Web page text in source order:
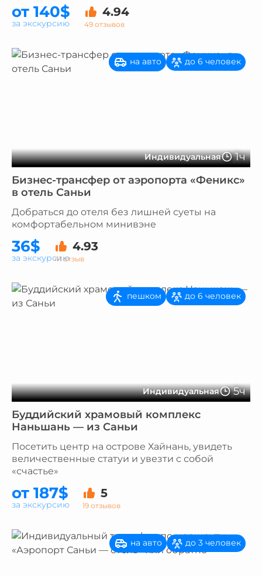
от 140$ 4.94
49 отзывов
за экскурсию
Индивидуальная 1ч
на авто до 6 человек
Бизнес-трансфер от аэропорта «Феникс»
в отель Саньи
Добраться до отеля без лишней суеты на
комфортабельном минивэне
36$ 4.93
41 отзыв
за экскурсию
Индивидуальная 5ч
пешком до 6 человек
Буддийский храмовый комплекс
Наньшань — из Саньи
Посетить центр на острове Хайнань, увидеть
величественные статуи и увезти с собой
«счастье»
от 187$ 5
19 отзывов
за экскурсию
на авто до 3 человек